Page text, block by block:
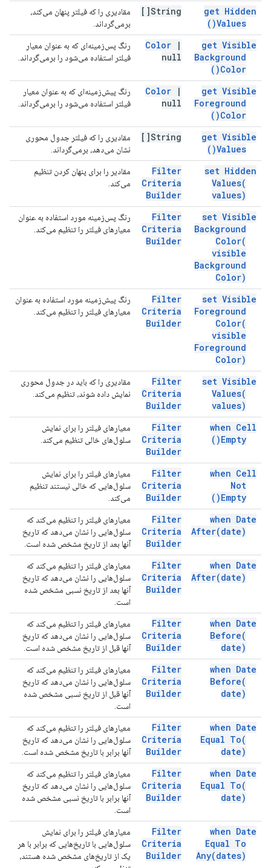
get Hidden
Values(
)
String[]
مقادیری را که فیلتر پنهان می‌کند،
برمی‌گرداند.
get Visible
Background
Color(
)
Color
|
null
رنگ پس‌زمینه‌ای که به عنوان معیار
فیلتر استفاده می‌شود را برمی‌گرداند.
get Visible
Foreground
Color(
)
Color
|
null
رنگ پیش‌زمینه‌ای که به عنوان معیار
فیلتر استفاده می‌شود را برمی‌گرداند.
get Visible
Values(
)
String[]
مقادیری را که فیلتر جدول محوری
نشان می‌دهد، برمی‌گرداند.
set Hidden
Values(
values)
Filter
Criteria
Builder
مقادیر را برای پنهان کردن تنظیم
می‌کند.
set Visible
Background
Color(
visible
Background
Color)
Filter
Criteria
Builder
رنگ پس‌زمینه مورد استفاده به عنوان
معیارهای فیلتر را تنظیم می‌کند.
set Visible
Foreground
Color(
visible
Foreground
Color)
Filter
Criteria
Builder
رنگ پیش‌زمینه مورد استفاده به عنوان
معیارهای فیلتر را تنظیم می‌کند.
set Visible
Values(
values)
Filter
Criteria
Builder
مقادیری را که باید در جدول محوری
نمایش داده شوند، تنظیم می‌کند.
when Cell
Empty(
)
Filter
Criteria
Builder
معیارهای فیلتر را برای نمایش
سلول‌های خالی تنظیم می‌کند.
when Cell
Not
Empty(
)
Filter
Criteria
Builder
معیارهای فیلتر را برای نمایش
سلول‌هایی که خالی نیستند تنظیم
می‌کند.
when Date
After(date)
Filter
Criteria
Builder
معیارهای فیلتر را تنظیم می‌کند که
سلول‌هایی را نشان می‌دهد که تاریخ
آنها بعد از تاریخ مشخص شده است.
when Date
After(date)
Filter
Criteria
Builder
معیارهای فیلتر را تنظیم می‌کند که
سلول‌هایی را نشان می‌دهد که تاریخ
آنها بعد از تاریخ نسبی مشخص شده
است.
when Date
Before(
date)
Filter
Criteria
Builder
معیارهای فیلتر را تنظیم می‌کند که
سلول‌هایی را نشان می‌دهد که تاریخ
آنها قبل از تاریخ مشخص شده است.
when Date
Before(
date)
Filter
Criteria
Builder
معیارهای فیلتر را تنظیم می‌کند که
سلول‌هایی را نشان می‌دهد که تاریخ
آنها قبل از تاریخ نسبی مشخص شده
است.
when Date
Equal To(
date)
Filter
Criteria
Builder
معیارهای فیلتر را تنظیم می‌کند که
سلول‌هایی را نشان می‌دهد که تاریخ
آنها برابر با تاریخ مشخص شده است.
when Date
Equal To(
date)
Filter
Criteria
Builder
معیارهای فیلتر را تنظیم می‌کند که
سلول‌هایی را نشان می‌دهد که تاریخ
آنها برابر با تاریخ نسبی مشخص شده
است.
when Date
Equal To
Any(dates)
Filter
Criteria
Builder
معیارهای فیلتر را برای نمایش
سلول‌هایی با تاریخ‌هایی که برابر با هر
یک از تاریخ‌های مشخص شده هستند،